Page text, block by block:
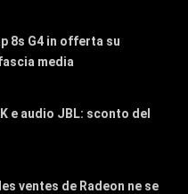
8s G4 in offerta su
media
e audio JBL: sconto del
ventes de Radeon ne se